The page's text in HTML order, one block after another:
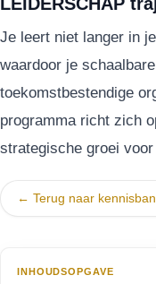
Je leert niet langer in
waardoor je
toekomstbestendige
programma richt zich
strategische groei
← Terug naar
INHOUDSOPGAVE